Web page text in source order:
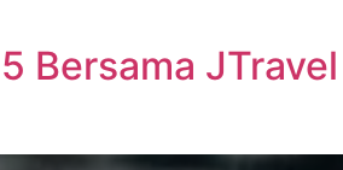
Bersama JTravel